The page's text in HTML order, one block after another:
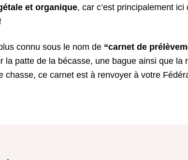
et organique, car c’est principalement ici
connu sous le nom de “carnet de
la patte de la bécasse, une bague ainsi que la
chasse, ce carnet est à renvoyer à votre